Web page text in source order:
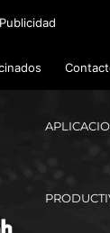
Publicidad